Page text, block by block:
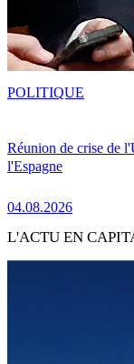
Réunion de crise de
l'Espagne
04.08.2026
POLITIQUE
L'ACTU EN